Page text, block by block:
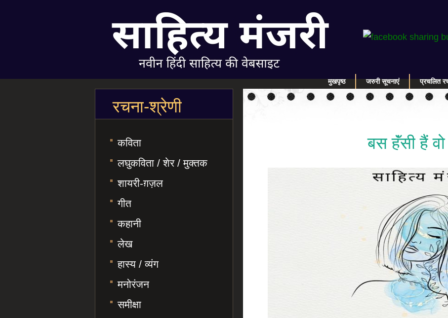
मुखपृष्ठ जरुरी सूचनाएं प्रचलित
बस हॅंसी हैं वो
रचना-श्रेणी
कविता
लघुकविता / शेर / मुक्तक
शायरी-ग़ज़ल
गीत
कहानी
लेख
हास्य / व्यंग
मनोरंजन
समीक्षा